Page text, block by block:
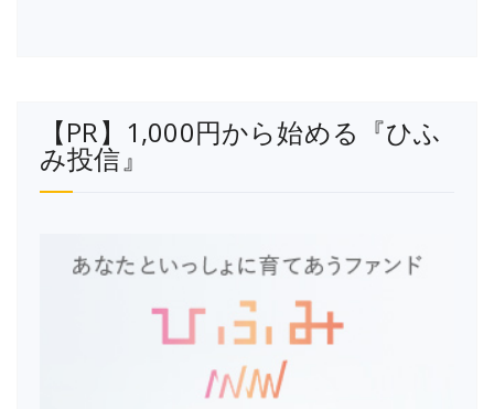
【PR】1,000円から始める『ひふ
み投信』